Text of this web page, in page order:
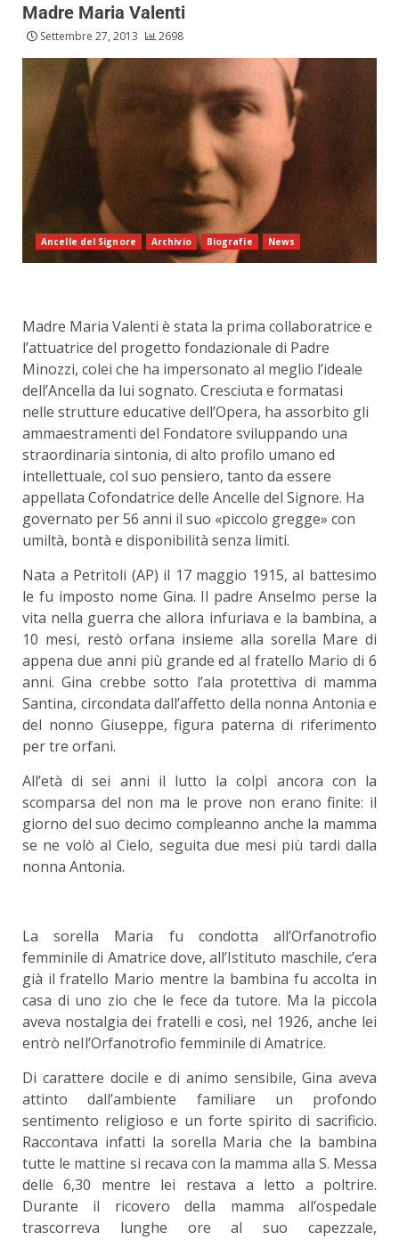
Madre Maria Valenti
Settembre 27, 2013 2698
Ancelle del Signore Archivio Biografie News
Madre Maria Valenti è stata la prima collaboratrice e
l’attuatrice del progetto fondazionale di Padre
Minozzi, colei che ha impersonato al meglio l’ideale
dell’Ancella da lui sognato. Cresciuta e formatasi
nelle strutture educative dell’Opera, ha assorbito gli
ammaestramenti del Fondatore sviluppando una
straordinaria sintonia, di alto profilo umano ed
intellettuale, col suo pensiero, tanto da essere
appellata Cofondatrice delle Ancelle del Signore. Ha
governato per 56 anni il suo «piccolo gregge» con
umiltà, bontà e disponibilità senza limiti.
Nata a Petritoli (AP) il 17 maggio 1915, al battesimo
le fu imposto nome Gina. Il padre Anselmo perse la
vita nella guerra che allora infuriava e la bambina, a
10 mesi, restò orfana insieme alla sorella Mare di
appena due anni più grande ed al fratello Mario di 6
anni. Gina crebbe sotto l’ala protettiva di mamma
Santina, circondata dall’affetto della nonna Antonia e
del nonno Giuseppe, figura paterna di riferimento
per tre orfani.
All’età di sei anni il lutto la colpì ancora con la
scomparsa del non ma le prove non erano finite: il
giorno del suo decimo compleanno anche la mamma
se ne volò al Cielo, seguita due mesi più tardi dalla
nonna Antonia.
La sorella Maria fu condotta all’Orfanotrofio
femminile di Amatrice dove, all’Istituto maschile, c’era
già il fratello Mario mentre la bambina fu accolta in
casa di uno zio che le fece da tutore. Ma la piccola
aveva nostalgia dei fratelli e così, nel 1926, anche lei
entrò neIl’Orfanotrofio femminile di Amatrice.
Di carattere docile e di animo sensibile, Gina aveva
attinto dall’ambiente familiare un profondo
sentimento religioso e un forte spirito di sacrificio.
Raccontava infatti la sorella Maria che la bambina
tutte le mattine si recava con la mamma alla S. Messa
delle 6,30 mentre lei restava a letto a poltrire.
Durante il ricovero della mamma all’ospedale
trascorreva lunghe ore al suo capezzale,